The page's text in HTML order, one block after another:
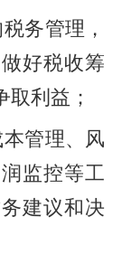
务管理，
好税收筹
利益；
管理、风
监控等工
建议和决